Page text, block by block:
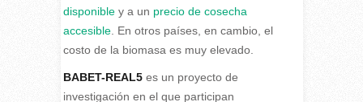
disponibley a un precio de cosecha
accesible. En otros países, en cambio, el
costo de la biomasa es muy elevado.
BABET-REAL5es un proyecto de
investigación en el que participan